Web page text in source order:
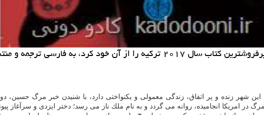
كادو دونی: رمان بی قراری كه با ۱۶۶ بار تجدیدچاپ عنوان پرفروشترین كتاب سال
این شهر زنده و پر اتفاق، زندگی معمولی و یكنواختی دارد، با شنیدن خبر مرگ
در امریكا انجامیده، روانه می گردد و به نام ملك ناز می رسد؛ دختر ایزدی و سرآغاز